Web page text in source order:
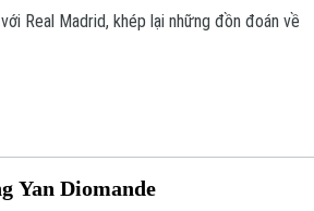
Real Madrid, khép lại những đồn đoán về
Yan Diomande